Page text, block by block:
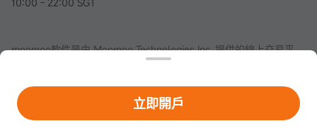
moomoo軟件是由 Moomoo Technologies Inc. 提供的線上交易平
PS20200617
）持有者Moomoo Financial Singapore Pte. Ltd.提
供，具有豁免金融顧問資格，並由新加坡金融管理局(MAS)監管。